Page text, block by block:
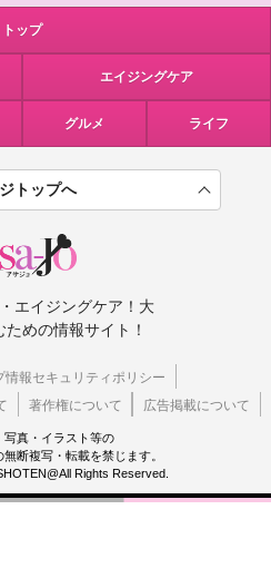
トップ
エイジングケア
グルメ ライフ
トップへ
エイジングケア！大
ための情報サイト！
情報セキュリティポリシー
著作権について 広告掲載について
写真・イラスト等の
断複写・転載を禁じます。
Rights Reserved.